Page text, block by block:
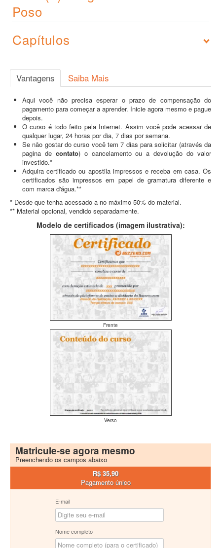
Poso
Capítulos
Vantagens Saiba Mais
Aqui você não precisa esperar o prazo de compensação do
pagamento para começar a aprender. Inicie agora mesmo e pague
depois.
O curso é todo feito pela Internet. Assim você pode acessar de
qualquer lugar, 24 horas por dia, 7 dias por semana.
Se não gostar do curso você tem 7 dias para solicitar (através da
pagina de contato) o cancelamento ou a devolução do valor
investido.*
Adquira certificado ou apostila impressos e receba em casa. Os
certificados são impressos em papel de gramatura diferente e
com marca d'água.**
* Desde que tenha acessado a no máximo 50% do material.
** Material opcional, vendido separadamente.
Modelo de certificados (imagem ilustrativa):
Frente
Verso
Matricule-se agora mesmo
Preenchendo os campos abaixo
R$ 35,90
Pagamento único
E-mail
Nome completo